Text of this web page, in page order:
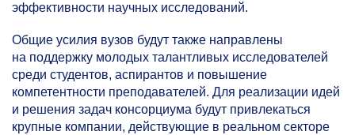
эффективности научных исследований.
Общие усилия вузов будут также направлены
на поддержку молодых талантливых исследователей
среди студентов, аспирантов и повышение
компетентности преподавателей. Для реализации идей
и решения задач консорциума будут привлекаться
крупные компании, действующие в реальном секторе